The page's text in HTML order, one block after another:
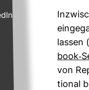
lassen (
book-​
von
tional